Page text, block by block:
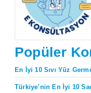
Popüler
En İyi 10 Sıvı Yüz
Türkiye’nin En İyi 10